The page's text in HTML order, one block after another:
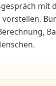
mit
vorstellen,